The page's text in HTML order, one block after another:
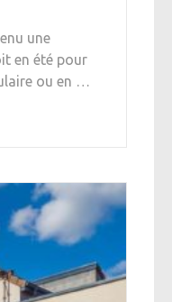
une
en été pour
ou en …